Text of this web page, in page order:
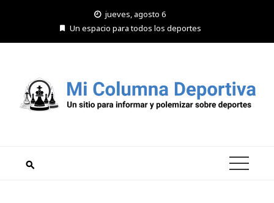
jueves, agosto 6
Un espacio para todos los deportes